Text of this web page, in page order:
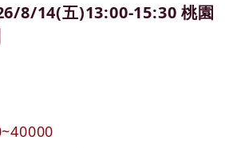
8/14(五)13:00-15:30 桃園